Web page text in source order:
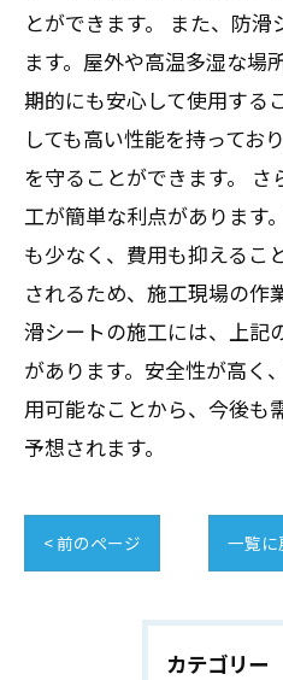
とができます。 また、防
ます。屋外や高温多湿な場
期的にも安心して使用する
しても高い性能を持ってお
を守ることができます。
工が簡単な利点があります
も少なく、費用も抑えるこ
されるため、施工現場の作
滑シートの施工には、上記
があります。安全性が高く
用可能なことから、今後も
予想されます。
< 前のページ 一覧に
カテゴリー